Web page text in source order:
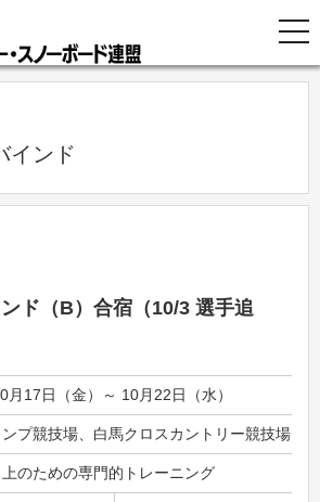
コンバインド
ド（B）合宿（10/3 選手追
月17日（金）～ 10月22日（水）
プ競技場、白馬クロスカントリー競技場（
のための専門的トレーニング